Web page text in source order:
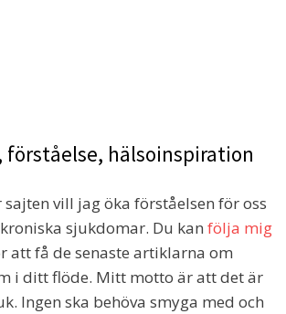
förståelse, hälsoinspiration
sajten vill jag öka förståelsen för oss
sjukdomar. Du kan följa mig
att få de senaste artiklarna om
i ditt flöde. Mitt motto är att det är
Ingen ska behöva smyga med och